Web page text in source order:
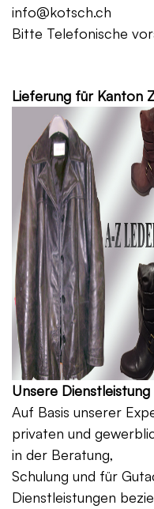
info@kotsch.ch
Bitte Telefonische
Lieferung für Kanton
Unsere Dienstleistung
Auf Basis unserer
privaten und
in der Beratung,
Schulung und für
Dienstleistungen